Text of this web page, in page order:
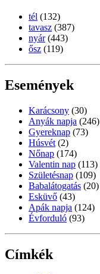
tél (132)
tavasz (387)
nyár (443)
ősz (119)
Események
Karácsony (30)
Anyák napja (246)
Gyereknap (73)
Húsvét (2)
Nőnap (174)
Valentin nap (113)
Születésnap (109)
Babalátogatás (20)
Esküvő (43)
Apák napja (124)
Évforduló (93)
Címkék